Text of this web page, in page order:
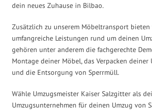
dein neues Zuhause in Bilbao.
Zusätzlich zu unserem Möbeltransport
umfangreiche Leistungen rund um deinen
gehören unter anderem die fachgerechte
Montage deiner Möbel, das Verpacken deiner
und die Entsorgung von Sperrmüll.
Wähle Umzugsmeister Kaiser Salzgitter als
Umzugsunternehmen für deinen Umzug von